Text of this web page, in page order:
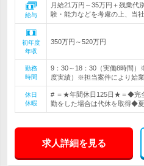
給与
月給21万円～35万円＋残業
験・能力などを考慮の上、当
初年度
年収
350万円～520万円
勤務
時間
9：30～18：30（実働8時間
度実績）※担当案件により始
休日
休暇
# ＝★年間休日125日★＝◆完
勤をした場合は代休を取得◆
求人詳細を見る